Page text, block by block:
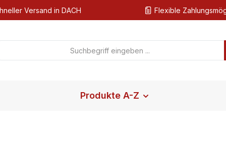
Versand in DACH Flexible
Produkte A-Z